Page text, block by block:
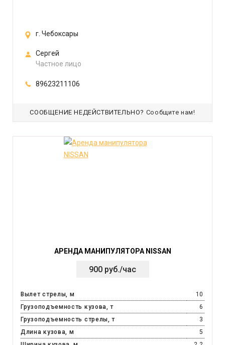
г. Чебоксары
Сергей
Частное лицо
89623211106
СООБЩЕНИЕ НЕДЕЙСТВИТЕЛЬНО? Сообщите нам!
АРЕНДА МАНИПУЛЯТОРА NISSAN
900 руб./час
Вылет стрелы, м
10
Грузоподъемность кузова, т
6
Грузоподъемность стрелы, т
3
Длина кузова, м
5